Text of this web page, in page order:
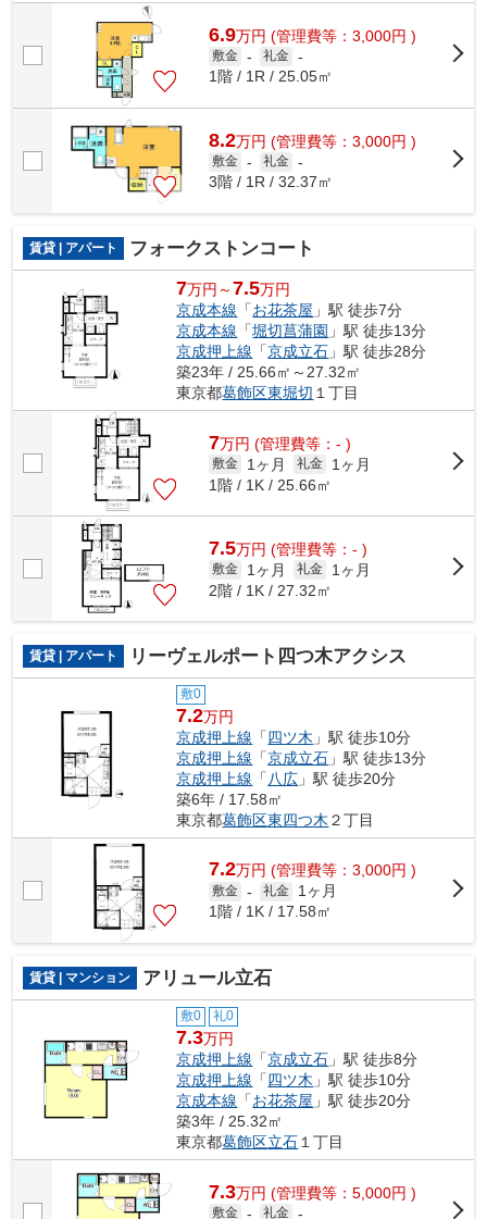
6.9万円 (管理費等：3,000円 )
敷金 - 礼金 -
1階 / 1R / 25.05㎡
8.2万円 (管理費等：3,000円 )
敷金 - 礼金 -
3階 / 1R / 32.37㎡
賃貸 | アパート フォークストンコート
7万円～7.5万円
京成本線 「お花茶屋 」駅 徒歩7分
京成本線 「堀切菖蒲園 」駅 徒歩13分
京成押上線 「京成立石 」駅 徒歩28分
築23年 / 25.66㎡～27.32㎡
東京都葛飾区東堀切 １丁目
7万円 (管理費等：- )
敷金 1ヶ月 礼金
1ヶ月
1階 / 1K / 25.66㎡
7.5万円 (管理費等：- )
敷金 1ヶ月 礼金
1ヶ月
2階 / 1K / 27.32㎡
賃貸 | アパート リーヴェルポート四つ木アクシス
敷0
7.2万円
京成押上線 「四ツ木 」駅 徒歩10分
京成押上線 「京成立石 」駅 徒歩13分
京成押上線 「 八広 」駅 徒歩20分
築6年 / 17.58㎡
東京都葛飾区東四つ木 ２丁目
7.2万円 (管理費等：3,000円 )
敷金 - 礼金
1ヶ月
1階 / 1K / 17.58㎡
賃貸 | マンション アリュール立石
敷0 礼0
7.3万円
京成押上線 「京成立石 」駅 徒歩8分
京成押上線 「四ツ木 」駅 徒歩10分
京成本線 「お花茶屋 」駅 徒歩20分
築3年 / 25.32㎡
東京都葛飾区立石 １丁目
7.3万円 (管理費等：5,000円 )
敷金 - 礼金 -